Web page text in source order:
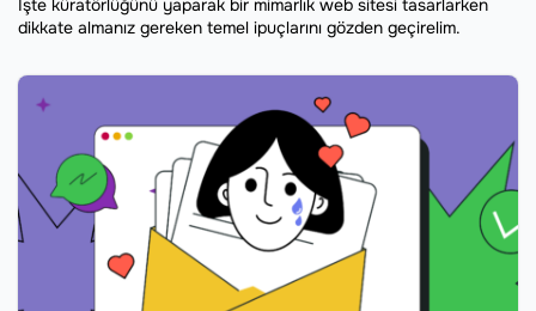
İşte küratörlüğünü yaparak bir mimarlık web sitesi tasarlarken
dikkate almanız gereken temel ipuçlarını gözden geçirelim.